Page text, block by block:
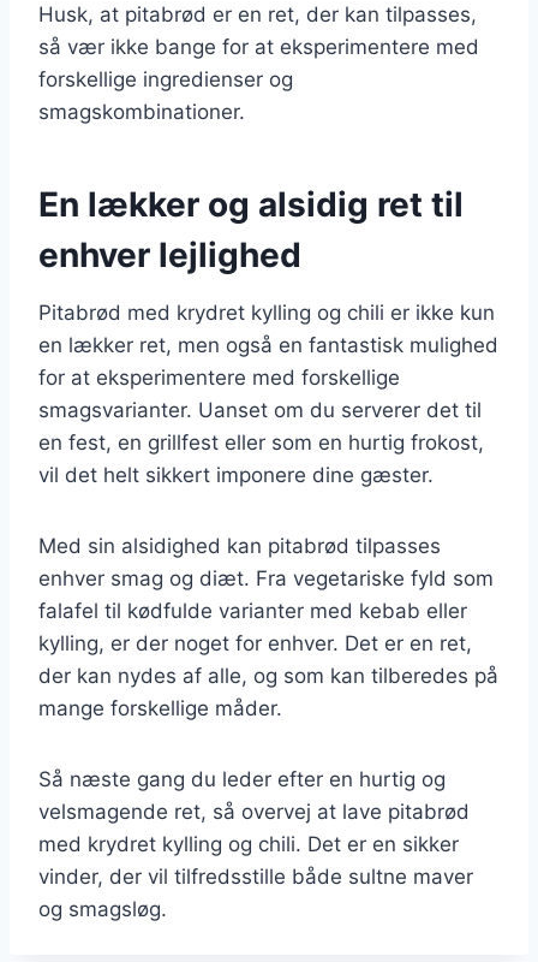
Husk, at pitabrød er en ret, der kan tilpasses,
så vær ikke bange for at eksperimentere med
forskellige ingredienser og
smagskombinationer.
En lækker og alsidig ret til
enhver lejlighed
Pitabrød med krydret kylling og chili er ikke kun
en lækker ret, men også en fantastisk mulighed
for at eksperimentere med forskellige
smagsvarianter. Uanset om du serverer det til
en fest, en grillfest eller som en hurtig frokost,
vil det helt sikkert imponere dine gæster.
Med sin alsidighed kan pitabrød tilpasses
enhver smag og diæt. Fra vegetariske fyld som
falafel til kødfulde varianter med kebab eller
kylling, er der noget for enhver. Det er en ret,
der kan nydes af alle, og som kan tilberedes på
mange forskellige måder.
Så næste gang du leder efter en hurtig og
velsmagende ret, så overvej at lave pitabrød
med krydret kylling og chili. Det er en sikker
vinder, der vil tilfredsstille både sultne maver
og smagsløg.